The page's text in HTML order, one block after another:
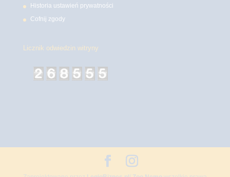
Historia ustawień prywatności
Cofnij zgody
Licznik odwiedzin witryny